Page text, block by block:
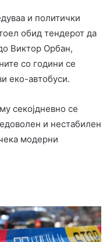
и политички
обид тендерот да
Виктор Орбан,
со години се
еко-автобуси.
секојдневно се
и нестабилен
модерни